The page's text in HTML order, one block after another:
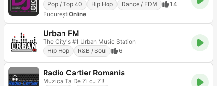
Pop / Top 40
Hip Hop Dance / EDM
14
BucureştiOnline
Urban FM
The City's #1 Urban Music Station
Hip Hop
R&B / Soul 6
Radio Cartier Romania
Muzica Ta De Zi cu ZI!